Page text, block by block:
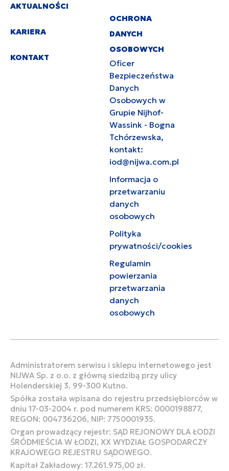
AKTUALNOŚCI
KARIERA
KONTAKT
OCHRONA
DANYCH
OSOBOWYCH
Oficer
Bezpieczeństwa
Danych
Osobowych w
Grupie Nijhof-
Wassink - Bogna
Tchórzewska,
kontakt:
iod@nijwa.com.pl
Informacja o
przetwarzaniu
danych
osobowych
Polityka
prywatności/cookies
Regulamin
powierzania
przetwarzania
danych
osobowych
Administratorem serwisu i sklepu internetowego jest
NIJWA Sp. z o.o. z główną siedzibą przy ulicy
Holenderskiej 3, 99-300 Kutno.
Spółka została wpisana do rejestru przedsiębiorców w
dniu 17-03-2004 r. pod numerem KRS: 0000198877,
REGON: 004736206, NIP: 7750001935.
Organ prowadzący rejestr: SĄD REJONOWY DLA ŁODZI
ŚRÓDMIEŚCIA W ŁODZI, XX WYDZIAŁ GOSPODARCZY
KRAJOWEGO REJESTRU SĄDOWEGO.
Kapitał Zakładowy: 17.261.975,00 zł.